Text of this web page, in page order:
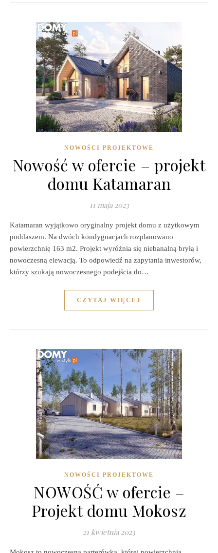
NOWOŚCI PROJEKTOWE
Nowość w ofercie – projekt
domu Katamaran
11 maja 2023
Katamaran wyjątkowo oryginalny projekt domu z użytkowym
poddaszem. Na dwóch kondygnacjach rozplanowano
powierzchnię 163 m2. Projekt wyróżnia się niebanalną bryłą i
nowoczesną elewacją. To odpowiedź na zapytania inwestorów,
którzy szukają nowoczesnego podejścia do…
CZYTAJ WIĘCEJ
NOWOŚCI PROJEKTOWE
NOWOŚĆ w ofercie –
Projekt domu Mokosz
21 kwietnia 2023